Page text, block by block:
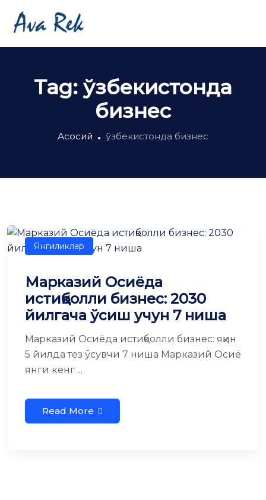
Tag: ўзбекистонда
бизнес
Асосий ўзбекистонда бизнес
Янгиликлар
Марказий Осиёда
истиқболли бизнес: 2030
йилгача ўсиш учун 7 ниша
Марказий Осиёда истиқболли бизнес: яқин
5 йилда тез ўсувчи 7 ниша Марказий Осиё
янги кенг ...
Read More